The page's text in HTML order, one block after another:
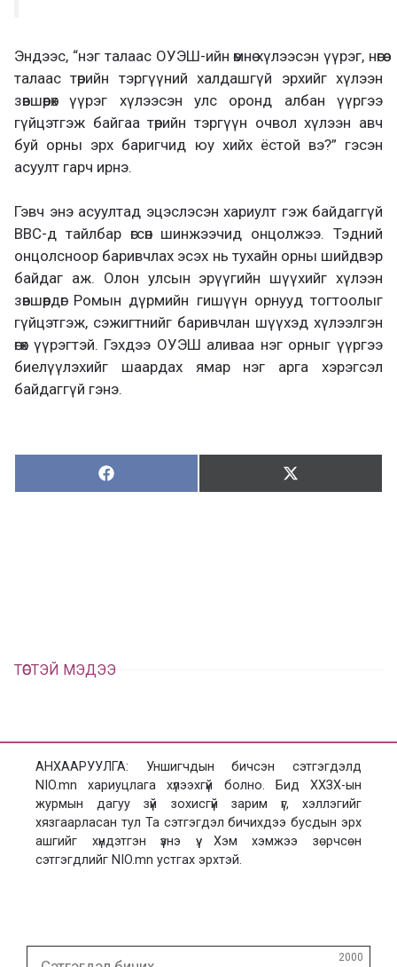
Эндээс, “нэг талаас ОУЭШ-ийн өмнө хүлээсэн үүрэг, нөгөө
талаас төрийн тэргүүний халдашгүй эрхийг хүлээн
зөвшөөрөх үүрэг хүлээсэн улс оронд албан үүргээ
гүйцэтгэж байгаа төрийн тэргүүн очвол хүлээн авч
буй орны эрх баригчид юу хийх ёстой вэ?” гэсэн
асуулт гарч ирнэ.
Гэвч энэ асуултад эцэслэсэн хариулт гэж байдаггүй
ВВС-д тайлбар өгсөн шинжээчид онцолжээ. Тэдний
онцолсноор баривчлах эсэх нь тухайн орны шийдвэр
байдаг аж. Олон улсын эрүүгийн шүүхийг хүлээн
зөвшөөрдөг Ромын дүрмийн гишүүн орнууд тогтоолыг
гүйцэтгэж, сэжигтнийг баривчлан шүүхэд хүлээлгэн
өгөх үүрэгтэй. Гэхдээ ОУЭШ аливаа нэг орныг үүргээ
биелүүлэхийг шаардах ямар нэг арга хэрэгсэл
байдаггүй гэнэ.
Хуваалцах:
Х
у
Түгээх:
Т
ү
ТӨСТЭЙ МЭДЭЭ
АНХААРУУЛГА: Уншигчдын бичсэн сэтгэгдэлд
NIO.mn хариуцлага хүлээхгүй болно. Бид ХХЗХ-ын
журмын дагуу зүй зохисгүй зарим үг, хэллэгийг
хязгаарласан тул Та сэтгэгдэл бичихдээ бусдын эрх
ашгийг хүндэтгэн үзнэ үү. Хэм хэмжээ зөрчсөн
сэтгэгдлийг NIO.mn устгах эрхтэй.
2000